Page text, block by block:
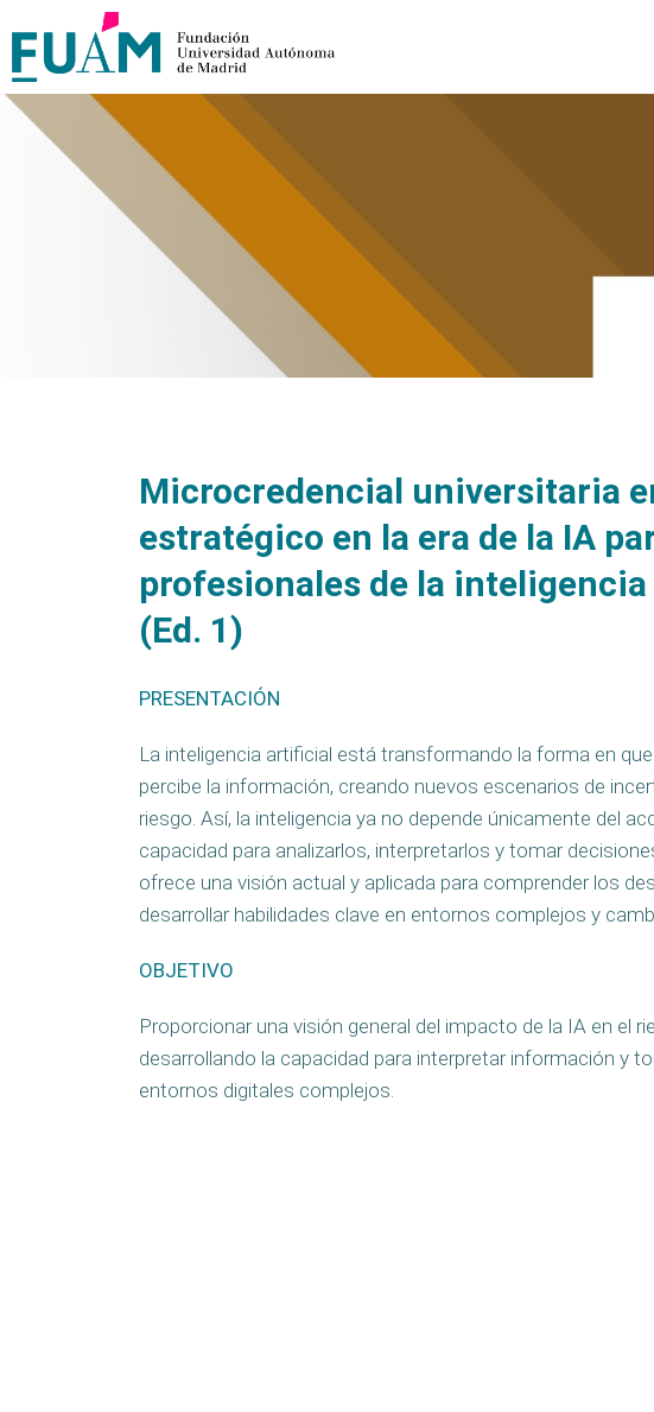
Microcredencial universitaria
estratégico en la era de la IA
profesionales de la
(Ed. 1)
PRESENTACIÓN
La inteligencia artificial está transformando la forma en
percibe la información, creando nuevos escenarios de
riesgo. Así, la inteligencia ya no depende únicamente del
capacidad para analizarlos, interpretarlos y tomar
ofrece una visión actual y aplicada para comprender los
desarrollar habilidades clave en entornos complejos y
OBJETIVO
Proporcionar una visión general del impacto de la IA en el
desarrollando la capacidad para interpretar información y
entornos digitales complejos.